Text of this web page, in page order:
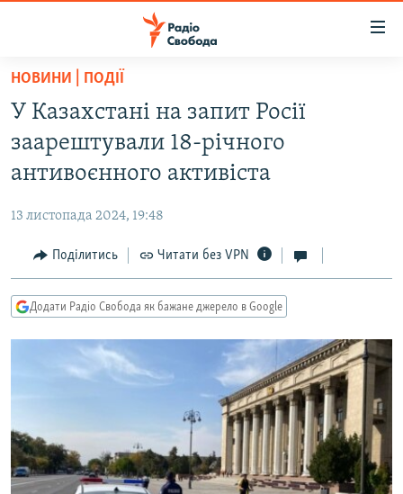
Перейти
основного
матеріалу
Перейти
до
основної
Перейти
до
пошуку
СТАТТІ
ЕКОНОМІКА
СУСПІЛЬСТВО
РОСІЙСЬКА «ФІЛЬТРАЦІЯ»
ДОНБАС.РЕАЛІЇ
ТИ ЯК?
КИТАЙ.ВИКЛИКИ
ФОТО
СПЕЦПРОЄКТИ
НОВИНИ | ПОДІЇ
У Казахстані на запит Росії
заарештували 18-річного
антивоєнного активіста
13 листопада 2024, 19:48
Поділитись Читати без VPN
Додати Радіо Свобода як бажане джерело в Google